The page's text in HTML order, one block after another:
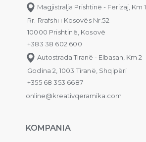
Magjistralja Prishtinë - Ferizaj, Km 1
Rr. Rrafshi i Kosovës Nr.52
10000 Prishtinë, Kosovë
+383 38 602 600
Autostrada Tiranë - Elbasan, Km 2
Godina 2, 1003 Tiranë, Shqipëri
+355 68 353 6687
online@kreativqeramika.com
KOMPANIA